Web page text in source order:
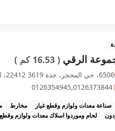
الرقي ( 16.53 كم )
6506، حي المحجر، جدة 22412 3619، السعودية
0126354945,0126373844
صناعة معدات ولوازم وقطع غيار مخارط
لحام وموردوا اسلاك معدات ولوازم